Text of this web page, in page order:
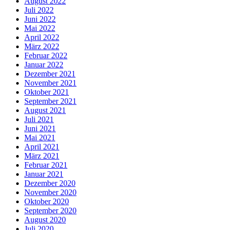
Juli 2022
Juni 2022
Mai 2022
April 2022
März 2022
Februar 2022
Januar 2022
Dezember 2021
November 2021
Oktober 2021
September 2021
August 2021
Juli 2021
Juni 2021
Mai 2021
April 2021
März 2021
Februar 2021
Januar 2021
Dezember 2020
November 2020
Oktober 2020
September 2020
August 2020